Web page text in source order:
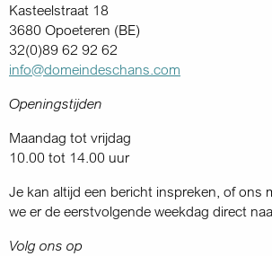
Kasteelstraat 18
3680 Opoeteren (BE)
32(0)89 62 92 62
info@domeindeschans.com
Openingstijden
Maandag tot vrijdag
10.00 tot 14.00 uur
Je kan altijd een bericht inspreken, of ons
we er de eerstvolgende weekdag direct
Volg ons op